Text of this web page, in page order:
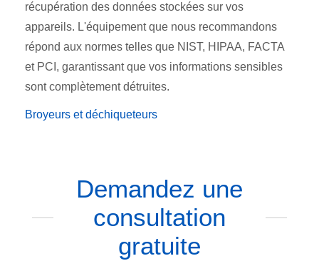
récupération des données stockées sur vos
appareils. L'équipement que nous recommandons
répond aux normes telles que NIST, HIPAA, FACTA
et PCI, garantissant que vos informations sensibles
sont complètement détruites.
Broyeurs et déchiqueteurs
Demandez une
consultation
gratuite